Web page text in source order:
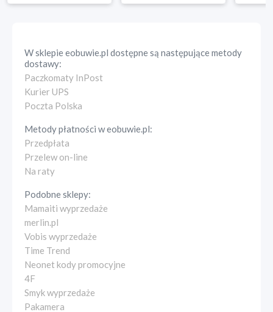
W sklepieeobuwie.pl dostępne są następujące metody
dostawy:
Paczkomaty InPost
Kurier UPS
Poczta Polska
Metody płatności weobuwie.pl:
Przedpłata
Przelew on-line
Na raty
Podobne sklepy:
Mamaiti wyprzedaże
merlin.pl
Vobis wyprzedaże
Time Trend
Neonet kody promocyjne
4F
Smyk wyprzedaże
Pakamera